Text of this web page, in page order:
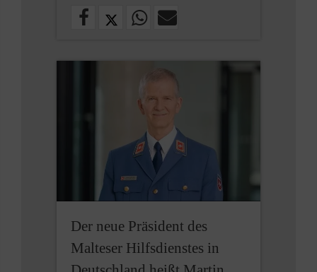
Der neue Präsident des
Malteser Hilfsdienstes in